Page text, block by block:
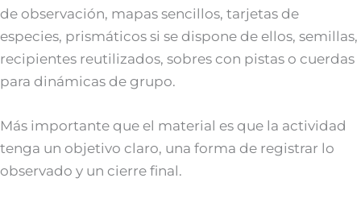
de observación, mapas sencillos, tarjetas de
especies, prismáticos si se dispone de ellos, semillas,
recipientes reutilizados, sobres con pistas o cuerdas
para dinámicas de grupo.
Más importante que el material es que la actividad
tenga un objetivo claro, una forma de registrar lo
observado y un cierre final.